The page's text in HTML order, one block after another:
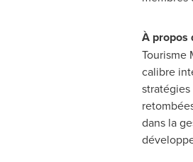
À propos
Tourisme
calibre
dans la